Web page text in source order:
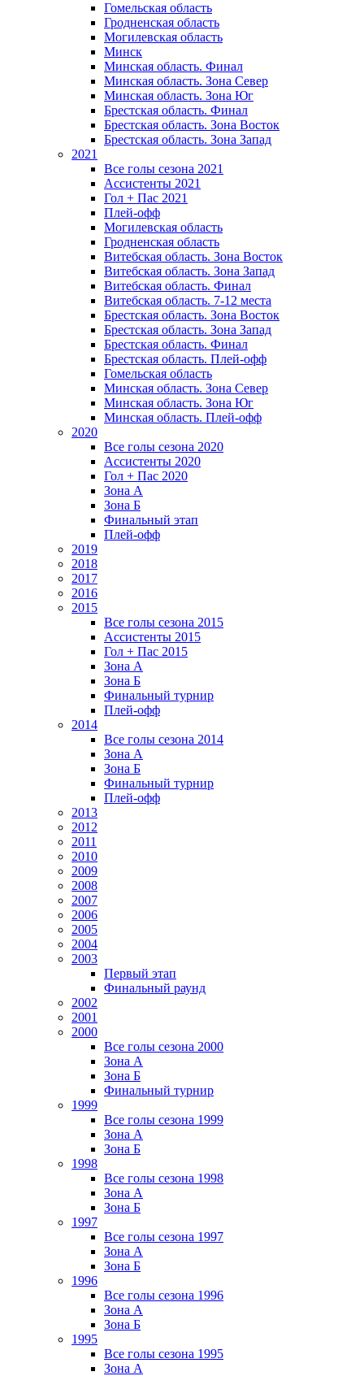
Гомельская область
Гродненская область
Могилевская область
Минск
Mинская область. Финал
Минская область. Зона Север
Минская область. Зона Юг
Брестская область. Финал
Брестская область. Зона Восток
Брестская область. Зона Запад
2021
Все голы сезона 2021
Ассистенты 2021
Гол + Пас 2021
Плей-офф
Могилевская область
Гродненская область
Витебская область. Зона Восток
Витебская область. Зона Запад
Витебская область. Финал
Витебская область. 7-12 места
Брестская область. Зона Восток
Брестская область. Зона Запад
Брестская область. Финал
Брестская область. Плей-офф
Гомельская область
Минская область. Зона Север
Минская область. Зона Юг
Минская область. Плей-офф
2020
Все голы сезона 2020
Ассистенты 2020
Гол + Пас 2020
Зона А
Зона Б
Финальный этап
Плей-офф
2019
2018
2017
2016
2015
Все голы сезона 2015
Ассистенты 2015
Гол + Пас 2015
Зона А
Зона Б
Финальный турнир
Плей-офф
2014
Все голы сезона 2014
Зона А
Зона Б
Финальный турнир
Плей-офф
2013
2012
2011
2010
2009
2008
2007
2006
2005
2004
2003
Первый этап
Финальный раунд
2002
2001
2000
Все голы сезона 2000
Зона А
Зона Б
Финальный турнир
1999
Все голы сезона 1999
Зона А
Зона Б
1998
Все голы сезона 1998
Зона А
Зона Б
1997
Все голы сезона 1997
Зона А
Зона Б
1996
Все голы сезона 1996
Зона А
Зона Б
1995
Все голы сезона 1995
Зона А